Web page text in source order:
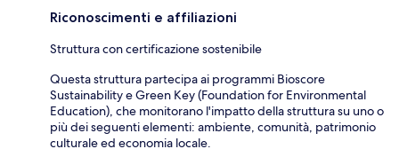
Riconoscimenti e affiliazioni
Struttura con certificazione sostenibile
Questa struttura partecipa ai programmi Bioscore
Sustainability e Green Key (Foundation for Environmental
Education), che monitorano l'impatto della struttura su uno o
più dei seguenti elementi: ambiente, comunità, patrimonio
culturale ed economia locale.